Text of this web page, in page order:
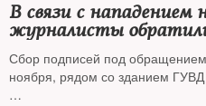
В связи с нападением
журналисты
письмом к президенту
Сбор подписей под
ноября, рядом со зданием